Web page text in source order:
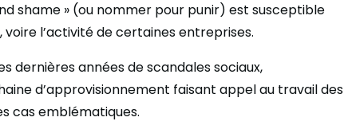
shame » (ou nommer pour punir) est susceptible
l’activité de certaines entreprises.
dernières années de scandales sociaux,
d’approvisionnement faisant appel au travail des
cas emblématiques.